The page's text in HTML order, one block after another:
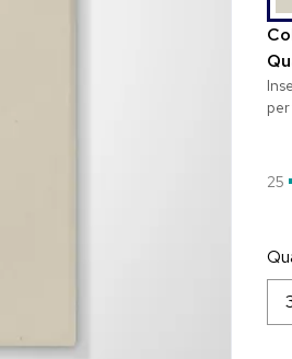
per
25